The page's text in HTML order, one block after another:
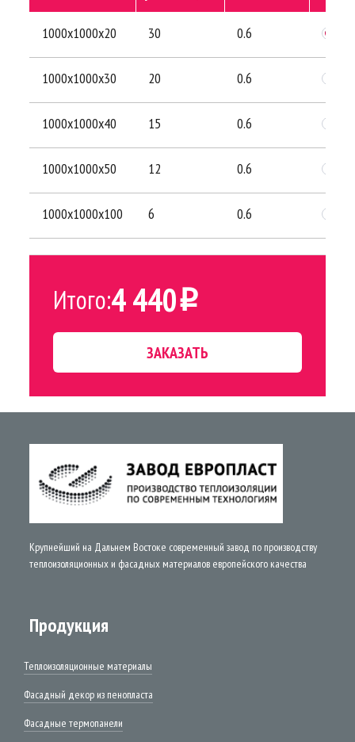
1000х1000х20 30 0.6
1000х1000х30 20 0.6
1000х1000х40 15 0.6
1000х1000х50 12 0.6
1000х1000х100 6 0.6
Итого:4 440i
ЗАКАЗАТЬ
Крупнейший на Дальнем Востоке современный завод по производству
теплоизоляционных и фасадных материалов европейского качества
Продукция
Теплоизоляционные материалы
Фасадный декор из пенопласта
Фасадные термопанели